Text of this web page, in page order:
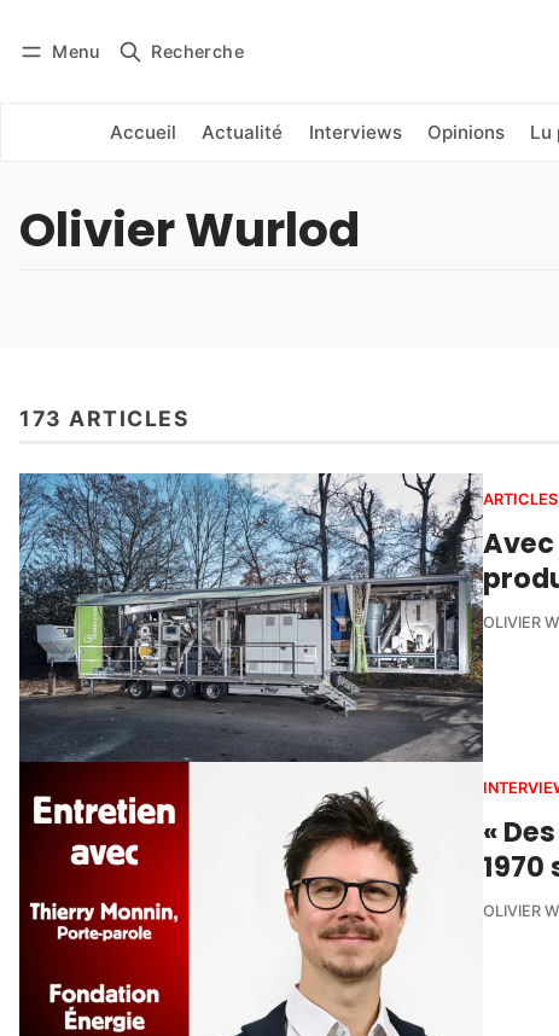
Menu Recherche
Accueil Actualité Interviews Opinions Lu
Se connecter
Olivier Wurlod
173 ARTICLES
ARTICLES
OLIVIER
«
OLIVIER